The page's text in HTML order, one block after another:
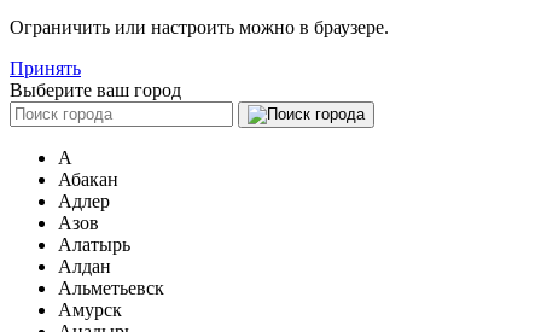
Ограничить или настроить можно в браузере.
Принять
Выберите ваш город
А
Абакан
Адлер
Азов
Алатырь
Алдан
Альметьевск
Амурск